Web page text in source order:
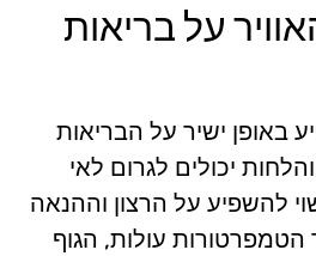
על בריאות
באופן ישיר על הבריאות
יכולים לגרום לאי
להשפיע על הרצון וההנאה
הטמפרטורות עולות, הגוף